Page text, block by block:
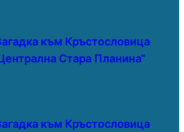
към Кръстословица
Стара Планина“
към Кръстословица